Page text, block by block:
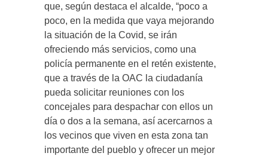
que, según destaca el alcalde, “poco a
poco, en la medida que vaya mejorando
la situación de la Covid, se irán
ofreciendo más servicios, como una
policía permanente en el retén existente,
que a través de la OAC la ciudadanía
pueda solicitar reuniones con los
concejales para despachar con ellos un
día o dos a la semana, así acercarnos a
los vecinos que viven en esta zona tan
importante del pueblo y ofrecer un mejor